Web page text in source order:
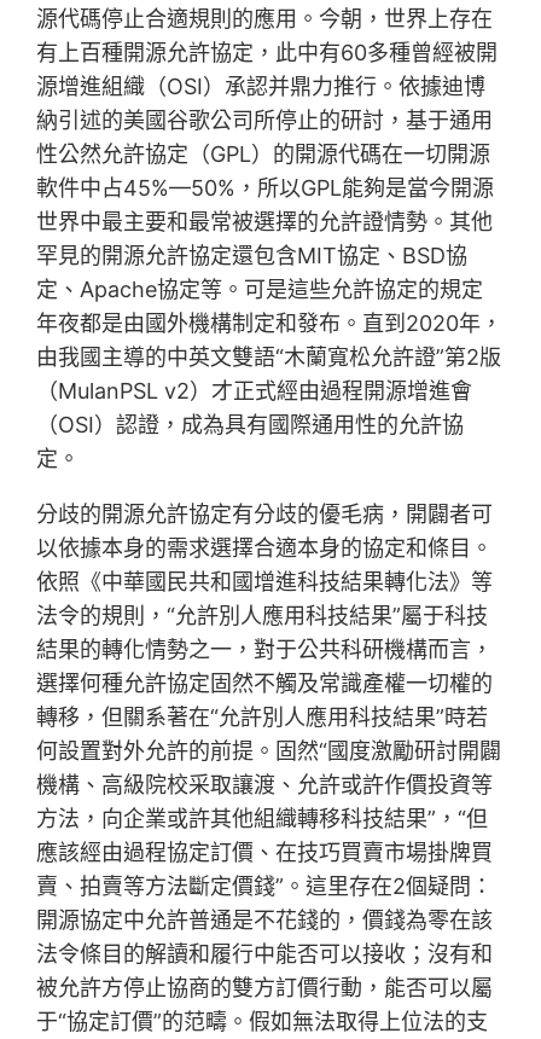
源代碼停止合適規則的應用。今朝，世界上存在
有上百種開源允許協定，此中有60多種曾經被開
源增進組織（OSI）承認并鼎力推行。依據迪博
納引述的美國谷歌公司所停止的研討，基于通用
性公然允許協定（GPL）的開源代碼在一切開源
軟件中占45%—50%，所以GPL能夠是當今開源
世界中最主要和最常被選擇的允許證情勢。其他
罕見的開源允許協定還包含MIT協定、BSD協
定、Apache協定等。可是這些允許協定的規定
年夜都是由國外機構制定和發布。直到2020年，
由我國主導的中英文雙語“木蘭寬松允許證”第2版
（MulanPSL v2）才正式經由過程開源增進會
（OSI）認證，成為具有國際通用性的允許協
定。
分歧的開源允許協定有分歧的優毛病，開闢者可
以依據本身的需求選擇合適本身的協定和條目。
依照《中華國民共和國增進科技結果轉化法》等
法令的規則，“允許別人應用科技結果”屬于科技
結果的轉化情勢之一，對于公共科研機構而言，
選擇何種允許協定固然不觸及常識產權一切權的
轉移，但關系著在“允許別人應用科技結果”時若
何設置對外允許的前提。固然“國度激勵研討開闢
機構、高級院校采取讓渡、允許或許作價投資等
方法，向企業或許其他組織轉移科技結果”，“但
應該經由過程協定訂價、在技巧買賣市場掛牌買
賣、拍賣等方法斷定價錢”。這里存在2個疑問：
開源協定中允許普通是不花錢的，價錢為零在該
法令條目的解讀和履行中能否可以接收；沒有和
被允許方停止協商的雙方訂價行動，能否可以屬
于“協定訂價”的范疇。假如無法取得上位法的支